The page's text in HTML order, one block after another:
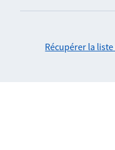
Récupérer la